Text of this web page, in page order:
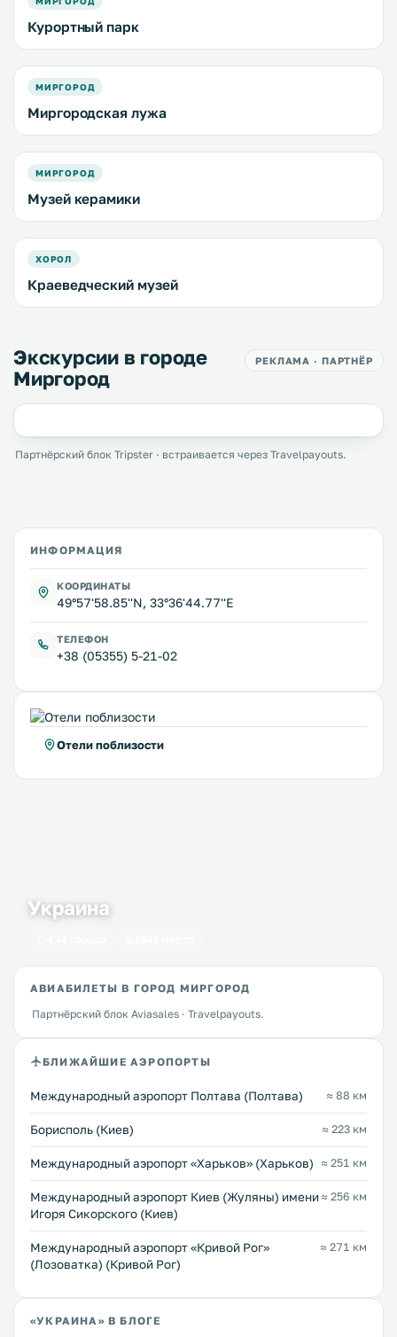
Курортный парк
МИРГОРОД
Миргородская лужа
МИРГОРОД
Музей керамики
ХОРОЛ
Краеведческий музей
Экскурсии в городе
Миргород
РЕКЛАМА · ПАРТНЁР
Партнёрский блок Tripster · встраивается через Travelpayouts.
ИНФОРМАЦИЯ
КООРДИНАТЫ
49°57'58.85''N, 33°36'44.77''E
ТЕЛЕФОН
+38 (05355) 5-21-02
Отели поблизости
Украина
АВИАБИЛЕТЫ В ГОРОД МИРГОРОД
Партнёрский блок Aviasales · Travelpayouts.
БЛИЖАЙШИЕ АЭРОПОРТЫ
Международный аэропорт Полтава (Полтава) ≈ 88 км
Борисполь (Киев) ≈ 223 км
Международный аэропорт «Харьков» (Харьков) ≈ 251 км
Международный аэропорт Киев (Жуляны) имени
Игоря Сикорского (Киев)
≈ 256 км
Международный аэропорт «Кривой Рог»
(Лозоватка) (Кривой Рог)
≈ 271 км
«УКРАИНА» В БЛОГЕ